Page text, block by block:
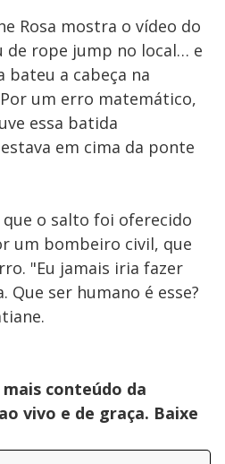
Rosa mostra o vídeo do
de rope jump no local… e
bateu a cabeça na
um erro matemático,
essa batida
em cima da ponte
o salto foi oferecido
um bombeiro civil, que
"Eu jamais iria fazer
Que ser humano é esse?
conteúdo da
vivo e de graça. Baixe